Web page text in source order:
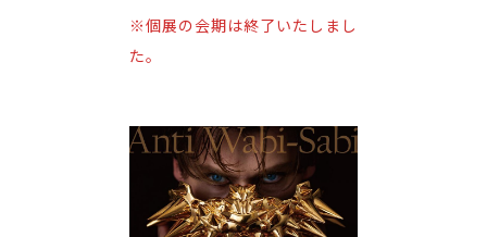
※個展の会期は終了いたしまし
た。